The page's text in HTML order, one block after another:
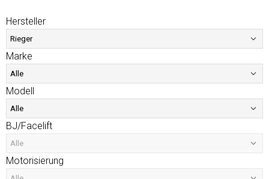
Hersteller
Marke
Modell
BJ/Facelift
Motorisierung